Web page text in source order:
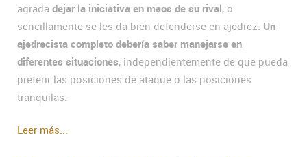
agrada dejar la iniciativa en maos de su rival, o
sencillamente se les da bien defenderse en ajedrez. Un
ajedrecista completo debería saber manejarse en
diferentes situaciones, independientemente de que pueda
preferir las posiciones de ataque o las posiciones
tranquilas.
Leer más...